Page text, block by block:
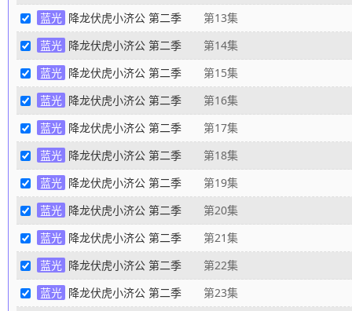
蓝光 降龙伏虎小济公 第二季 第13集
蓝光 降龙伏虎小济公 第二季 第14集
蓝光 降龙伏虎小济公 第二季 第15集
蓝光 降龙伏虎小济公 第二季 第16集
蓝光 降龙伏虎小济公 第二季 第17集
蓝光 降龙伏虎小济公 第二季 第18集
蓝光 降龙伏虎小济公 第二季 第19集
蓝光 降龙伏虎小济公 第二季 第20集
蓝光 降龙伏虎小济公 第二季 第21集
蓝光 降龙伏虎小济公 第二季 第22集
蓝光 降龙伏虎小济公 第二季 第23集